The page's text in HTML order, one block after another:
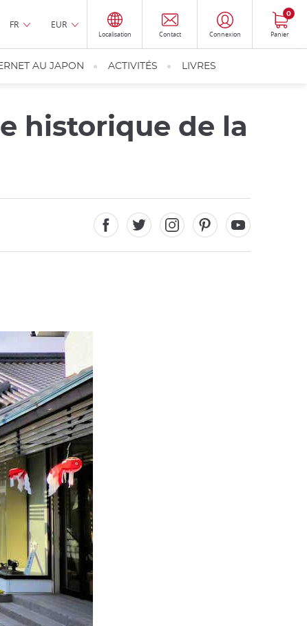
FR EUR
Localisation Contact Connexion Panier
0
AU JAPON ACTIVITÉS LIVRES
historique de la